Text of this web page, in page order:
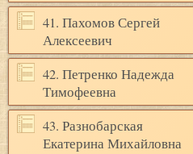
41. Пахомов Сергей
Алексеевич
42. Петренко Надежда
Тимофеевна
43. Разнобарская
Екатерина Михайловна